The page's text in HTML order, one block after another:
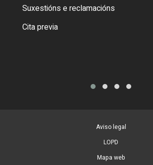
Suxestións e reclamacións
Cita previa
Aviso legal
LOPD
Mapa web